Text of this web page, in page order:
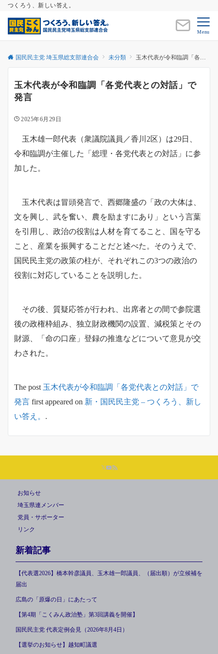
つくろう、新しい答え。
Menu
国民民主党 埼玉県総支部連合会 未分類 玉木代表が令和臨調「各党代表との対話」で発言
玉木代表が令和臨調「各党代表との対話」で
発言
2025年6月29日
玉木雄一郎代表（衆議院議員／香川2区）は29日、
令和臨調が主催した「総理・各党代表との対話」に参
加した。
玉木代表は冒頭発言で、西郷隆盛の「政の大体は、
文を興し、武を奮い、農を励ますにあり」という言葉
を引用し、政治の役割は人材を育てること、国を守る
こと、産業を振興することだと述べた。そのうえで、
国民民主党の政策の柱が、それぞれこの3つの政治の
役割に対応していることを説明した。
その後、質疑応答が行われ、出席者との間で参院選
後の政権枠組み、独立財政機関の設置、減税策とその
財源、「命の口座」登録の推進などについて意見が交
わされた。
The post 玉木代表が令和臨調「各党代表との対話」で
発言 first appeared on 新・国民民主党 – つくろう、新し
い答え。 .
お知らせ
埼玉県連メンバー
党員・サポーター
リンク
新着記事
【代表選2026】橋本幹彦議員、玉木雄一郎議員、（届出順）が立候補を
届出
広島の「原爆の日」にあたって
【第4期「こくみん政治塾」第3回講義を開催】
国民民主党 代表定例会見（2026年8月4日）
【選挙のお知らせ】越知町議選